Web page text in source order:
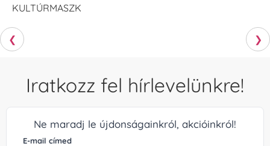
KULTÚRMASZK
❮ ❯
Iratkozz fel hírlevelünkre!
Ne maradj le újdonságainkról, akcióinkról!
E-mail címed